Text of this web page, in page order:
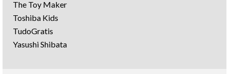
The Toy Maker
Toshiba Kids
TudoGratis
Yasushi Shibata